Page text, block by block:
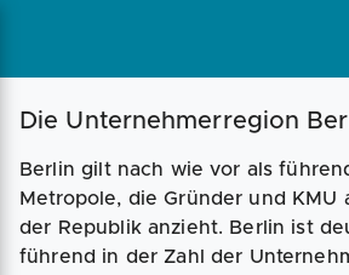
Magazin
Die Unternehmerregion
Berlin gilt nach wie vor als
Metropole, die Gründer und KMU
der Republik anzieht. Berlin ist
führend in der Zahl der